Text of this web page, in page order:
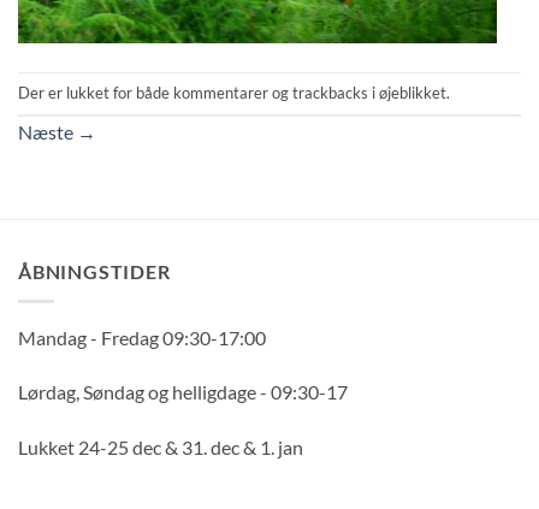
Der er lukket for både kommentarer og trackbacks i øjeblikket.
Næste →
ÅBNINGSTIDER
Mandag - Fredag 09:30-17:00
Lørdag, Søndag og helligdage - 09:30-17
Lukket 24-25 dec & 31. dec & 1. jan